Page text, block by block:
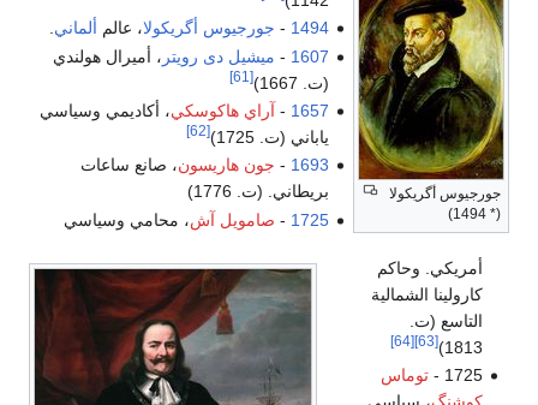
جورجيوس أگريكولا
(* 1494)
1494
- جورجيوس أگريكولا، عالم ألماني
1607
- ميشيل دى رويتر ، أميرال هولندي
(ت. 1667)
[61]
1657
- آراي هاكوسكي، أكاديمي وسياسي
ياباني (ت. 1725)
[62]
1693
- جون هاريسون، صانع ساعات
بريطاني. (ت. 1776)
1725
- صامويل آش، محامي وسياسي
أمريكي. وحاكم
كارولينا الشمالية
التاسع (ت.
1813)
[63]
[64]
1725 -
توماس